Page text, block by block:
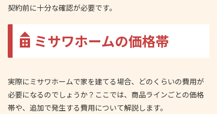
契約前に十分な確認が必要です。
ミサワホームの価格帯
実際にミサワホームで家を建てる場合、どのくらいの費用が
必要になるのでしょうか？ここでは、商品ラインごとの価格
帯や、追加で発生する費用について解説します。